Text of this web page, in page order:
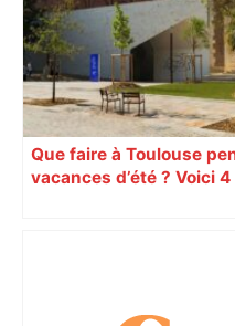
Que faire à Toulouse
vacances d’été ? Voici